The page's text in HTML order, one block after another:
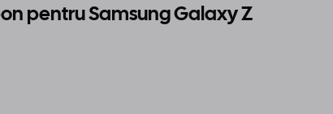
pentru Samsung Galaxy Z